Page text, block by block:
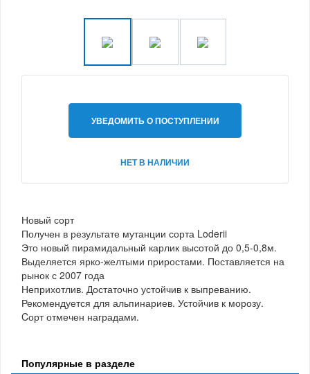
УВЕДОМИТЬ О ПОСТУПЛЕНИИ
НЕТ В НАЛИЧИИ
Новый сорт
Получен в результате мутанции сорта Loderii
Это новый пирамидальный карлик высотой до 0,5-0,8м.
Выделяется ярко-желтыми приростами. Поставляется на
рынок с 2007 года
Неприхотлив. Достаточно устойчив к выпреванию.
Рекомендуется для альпинариев. Устойчив к морозу.
Cорт отмечен наградами.
Популярные в разделе